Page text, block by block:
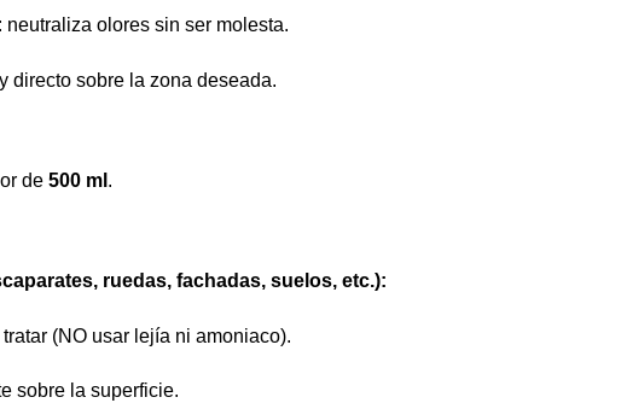
neutraliza olores sin ser molesta.
directo sobre la zona deseada.
de 500 ml .
ruedas, fachadas, suelos, etc.):
(NO usar lejía ni amoniaco).
sobre la superficie.